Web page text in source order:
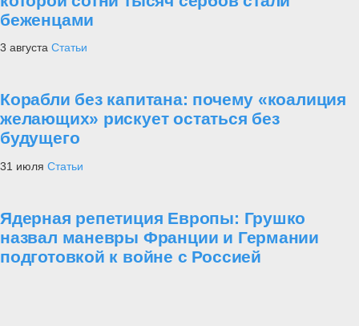
беженцами
3 августа Статьи
Корабли без капитана: почему «коалиция
желающих» рискует остаться без
будущего
31 июля Статьи
Ядерная репетиция Европы: Грушко
назвал маневры Франции и Германии
подготовкой к войне с Россией